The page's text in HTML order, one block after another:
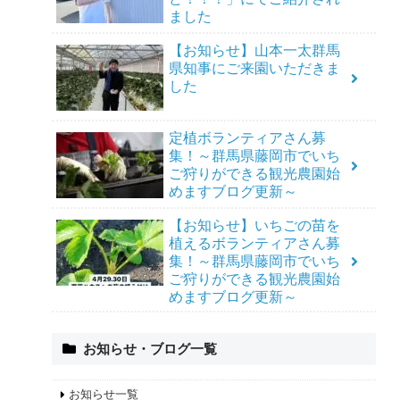
ました
【お知らせ】山本一太群馬
県知事にご来園いただきま
した
定植ボランティアさん募
集！～群馬県藤岡市でいち
ご狩りができる観光農園始
めますブログ更新～
【お知らせ】いちごの苗を
植えるボランティアさん募
集！～群馬県藤岡市でいち
ご狩りができる観光農園始
めますブログ更新～
お知らせ・ブログ一覧
お知らせ一覧